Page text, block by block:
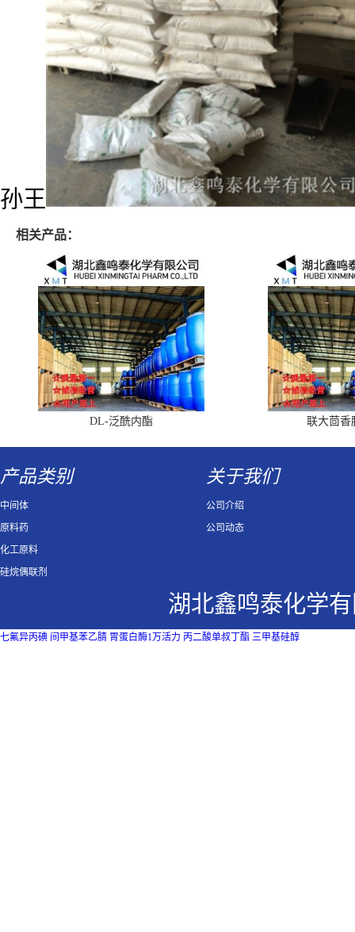
孙王
相关产品：
DL-泛酰内酯 联大茴香
产品类别
中间体
原料药
化工原料
硅烷偶联剂
关于我们
公司介绍
公司动态
湖北鑫鸣泰化学
七氟异丙碘 间甲基苯乙腈 胃蛋白酶1万活力 丙二酸单叔丁酯 三甲基硅醇